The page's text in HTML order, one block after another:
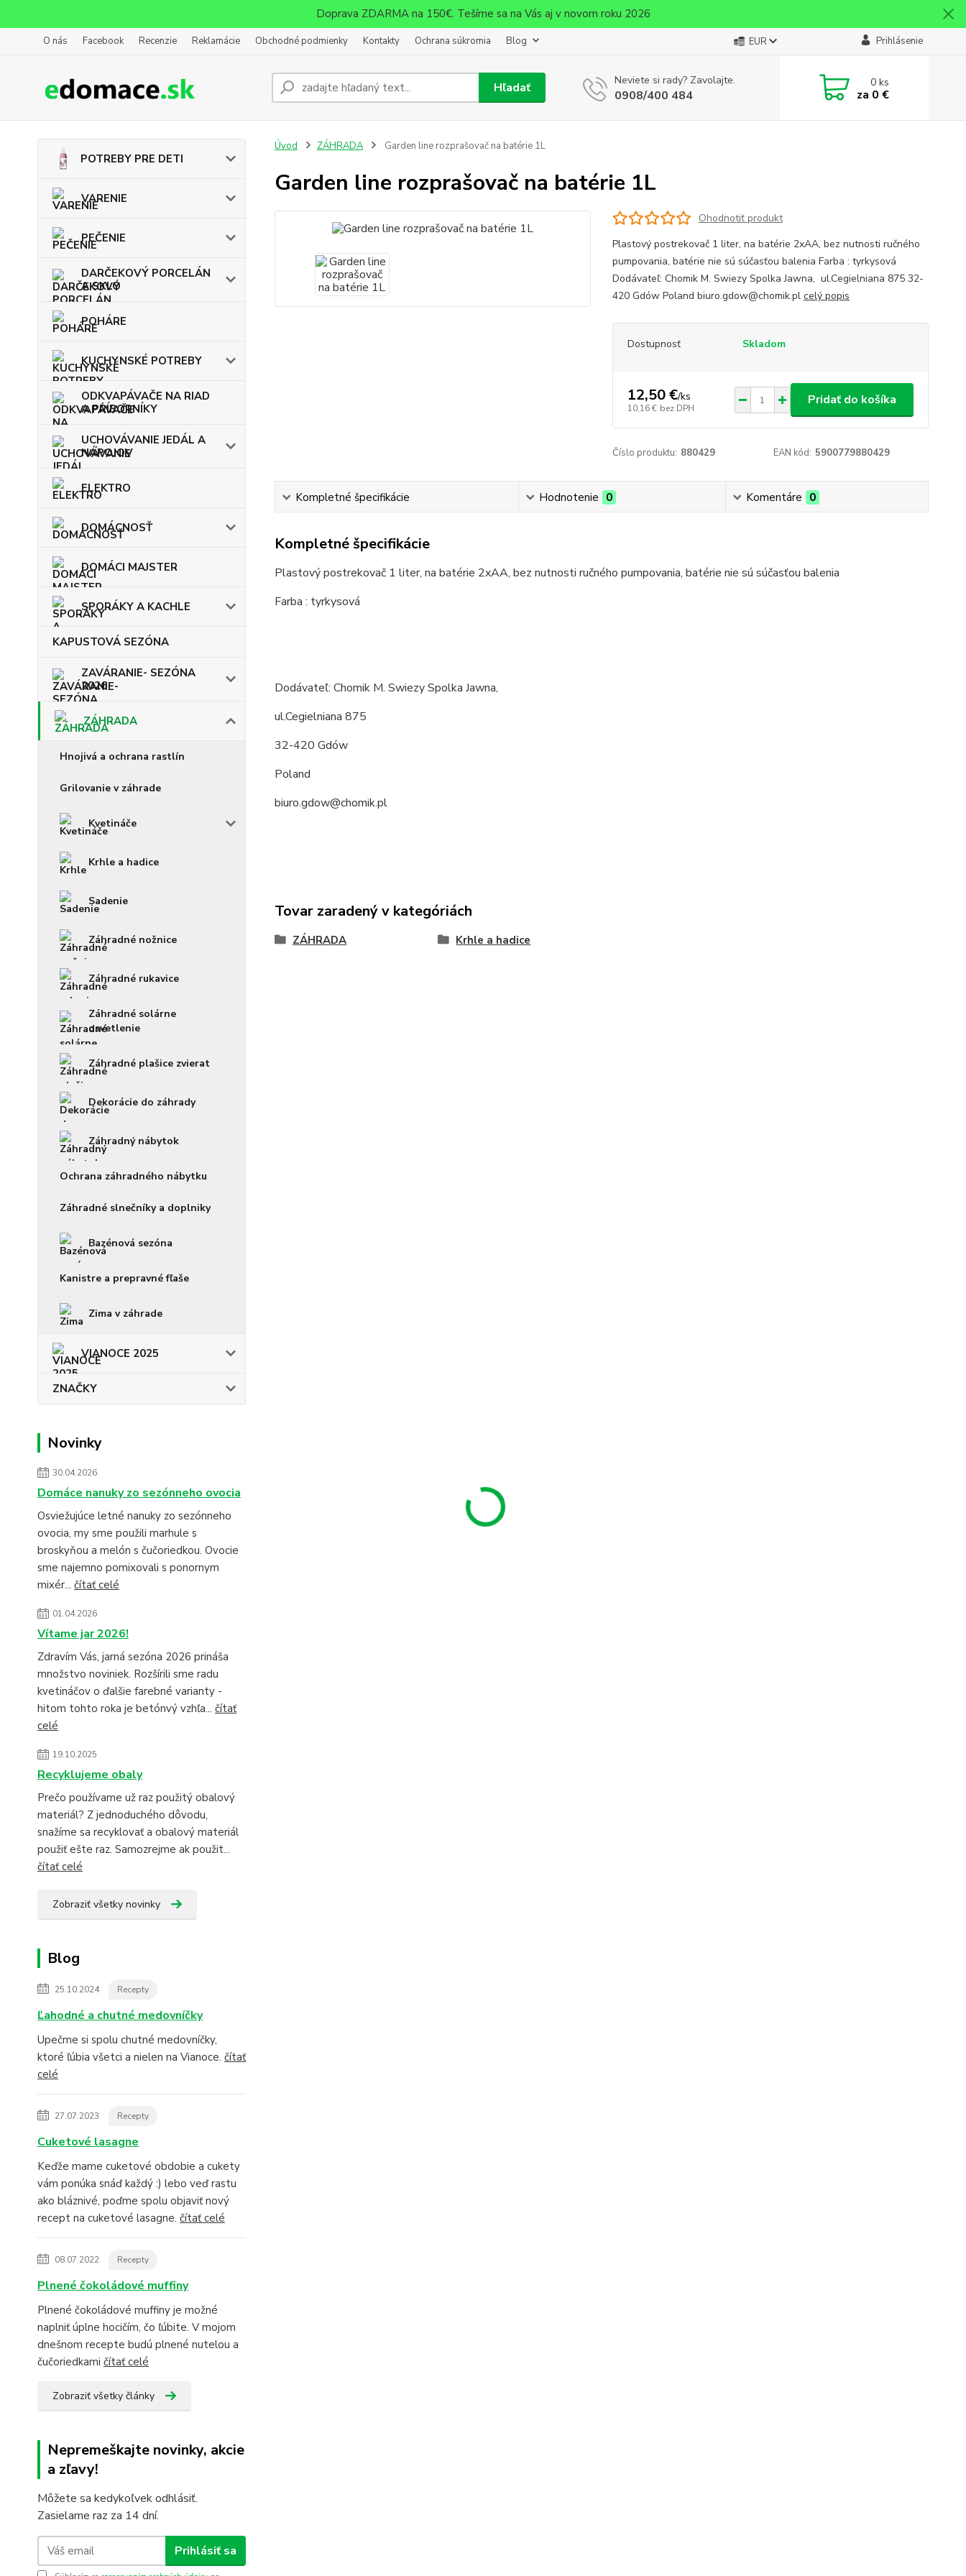
Doprava ZDARMA na 150€. Tešíme sa na Vás aj v novom roku 2026
O nás Facebook Recenzie Reklamácie Obchodné podmienky Kontakty Ochrana súkromia Blog EUR Prihlásenie
Hľadať Neviete si rady? Zavolajte.
0908/400 484
0ks
za 0 €
POTREBY PRE DETI
VARENIE
PEČENIE
DARČEKOVÝ PORCELÁN
A SKLO
POHÁRE
KUCHYNSKÉ POTREBY
ODKVAPÁVAČE NA RIAD
A PRÍBORNÍKY
UCHOVÁVANIE JEDÁL A
NÁPOJOV
ELEKTRO
DOMÁCNOSŤ
DOMÁCI MAJSTER
SPORÁKY A KACHLE
KAPUSTOVÁ SEZÓNA
ZAVÁRANIE- SEZÓNA
2026
ZÁHRADA
Hnojivá a ochrana rastlín
Grilovanie v záhrade
Kvetináče
Krhle a hadice
Sadenie
Záhradné nožnice
Záhradné rukavice
Záhradné solárne
osvetlenie
Záhradné plašice zvierat
Dekorácie do záhrady
Záhradný nábytok
Ochrana záhradného nábytku
Záhradné slnečníky a doplniky
Bazénová sezóna
Kanistre a prepravné fľaše
Zima v záhrade
VIANOCE 2025
ZNAČKY
Novinky
30.04.2026
Domáce nanuky zo sezónneho ovocia
Osviežujúce letné nanuky zo sezónneho
ovocia, my sme použili marhule s
broskyňou a melón s čučoriedkou. Ovocie
sme najemno pomixovali s ponornym
mixér... čítať celé
01.04.2026
Vítame jar 2026!
Zdravím Vás, jarná sezóna 2026 prináša
množstvo noviniek. Rozšírili sme radu
kvetináčov o ďalšie farebné varianty -
hitom tohto roka je betónvý vzhľa... čítať
celé
19.10.2025
Recyklujeme obaly
Prečo používame už raz použitý obalový
materiál? Z jednoduchého dôvodu,
snažíme sa recyklovať a obalový materiál
použiť ešte raz. Samozrejme ak použit...
čítať celé
Zobraziť všetky novinky
Blog
25.10.2024 Recepty
Ľahodné a chutné medovníčky
Upečme si spolu chutné medovníčky,
ktoré ľúbia všetci a nielen na Vianoce. čítať
celé
27.07.2023 Recepty
Cuketové lasagne
Keďže mame cuketové obdobie a cukety
vám ponúka snáď každý :) lebo veď rastu
ako bláznivé, poďme spolu objaviť nový
recept na cuketové lasagne. čítať celé
08.07.2022 Recepty
Plnené čokoládové muffiny
Plnené čokoládové muffiny je možné
naplniť úplne hocičím, čo ľúbite. V mojom
dnešnom recepte budú plnené nutelou a
čučoriedkami čítať celé
Zobraziť všetky články
Nepremeškajte novinky, akcie
a zľavy!
Môžete sa kedykoľvek odhlásiť.
Zasielame raz za 14 dní.
Prihlásiť sa
Úvod ZÁHRADA Garden line rozprašovač na batérie 1L
Garden line rozprašovač na batérie 1L
Ohodnotiť produkt
Plastový postrekovač 1 liter, na batérie 2xAA, bez nutnosti ručného
pumpovania, batérie nie sú súčasťou balenia Farba : tyrkysová
Dodávateľ: Chomik M. Swiezy Spolka Jawna, ul.Cegielniana 875 32-
420 Gdów Poland biuro.gdow@chomik.pl celý popis
Dostupnosť Skladom
12,50 €/ks
10,16 € bez DPH
Pridať do košíka
Číslo produktu: 880429 EAN kód: 5900779880429
Kompletné špecifikácie Hodnotenie 0 Komentáre 0
Kompletné špecifikácie
Plastový postrekovač 1 liter, na batérie 2xAA, bez nutnosti ručného pumpovania, batérie nie sú súčasťou balenia
Farba : tyrkysová
Dodávateľ: Chomik M. Swiezy Spolka Jawna,
ul.Cegielniana 875
32-420 Gdów
Poland
biuro.gdow@chomik.pl
Tovar zaradený v kategóriách
ZÁHRADA Krhle a hadice